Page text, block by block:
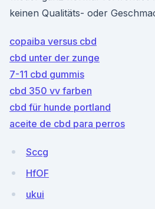
keinen Qualitäts- oder
copaiba versus cbd
cbd unter der zunge
7-11 cbd gummis
cbd 350 vv farben
cbd für hunde portland
aceite de cbd para perros
Sccg
HfOF
ukui